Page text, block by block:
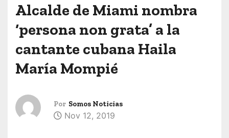
Alcalde de Miami nombra
‘persona non grata’ a la
cantante cubana Haila
María Mompié
Por Somos Noticias
Nov 12, 2019